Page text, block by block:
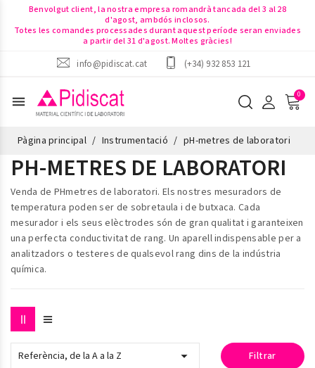
Benvolgut client, la nostra empresa romandrà tancada del 3 al 28
d'agost, ambdós inclosos.
Totes les comandes processades durant aquest període seran enviades
a partir del 31 d'agost. Moltes gràcies!
info@pidiscat.cat
(+34) 932 853 121
menu
Pàgina principal Instrumentació pH-metres de laboratori
PH-METRES DE LABORATORI
Venda de PHmetres de laboratori. Els nostres mesuradors de
temperatura poden ser de sobretaula i de butxaca. Cada
mesurador i els seus elèctrodes són de gran qualitat i garanteixen
una perfecta conductivitat de rang. Un aparell indispensable per a
analitzadors o testeres de qualsevol rang dins de la indústria
química.
Referència, de la A a la Z  Filtrar